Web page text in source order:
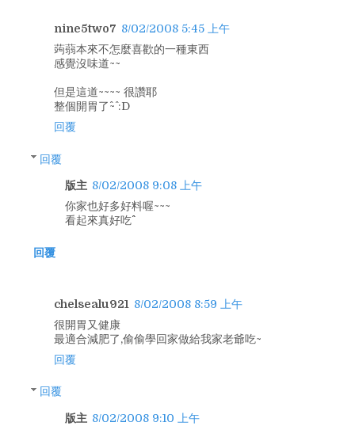
nine5two7 8/02/2008 5:45 上午
蒟蒻本來不怎麼喜歡的一種東西
感覺沒味道~~
但是這道~~~~ 很讚耶
整個開胃了^~^ :D
回覆
回覆
版主 8/02/2008 9:08 上午
你家也好多好料喔~~~
看起來真好吃^^
回覆
chelsealu921 8/02/2008 8:59 上午
很開胃又健康
最適合減肥了,偷偷學回家做給我家老爺吃~
回覆
回覆
版主 8/02/2008 9:10 上午